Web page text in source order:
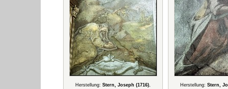
Herstellung: Stern, Joseph (1716),
Herstellung: Stern,